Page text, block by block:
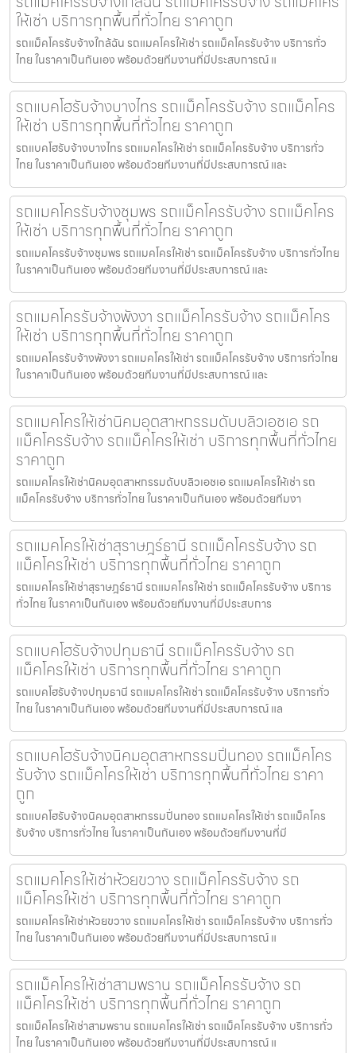
ให้เช่า บริการทุกพื้นที่ทั่วไทย ราคาถูก
รถแม็คโครรับจ้างใกล้ฉัน รถแมคโครให้เช่า รถแม็คโครรับจ้าง บริการทั่ว
ไทย ในราคาเป็นกันเอง พร้อมด้วยทีมงานที่มีประสบการณ์ แ
รถแบคโฮรับจ้างบางไทร รถแม็คโครรับจ้าง รถแม็คโคร
ให้เช่า บริการทุกพื้นที่ทั่วไทย ราคาถูก
รถแบคโฮรับจ้างบางไทร รถแมคโครให้เช่า รถแม็คโครรับจ้าง บริการทั่ว
ไทย ในราคาเป็นกันเอง พร้อมด้วยทีมงานที่มีประสบการณ์ และ
รถแมคโครรับจ้างชุมพร รถแม็คโครรับจ้าง รถแม็คโคร
ให้เช่า บริการทุกพื้นที่ทั่วไทย ราคาถูก
รถแมคโครรับจ้างชุมพร รถแมคโครให้เช่า รถแม็คโครรับจ้าง บริการทั่วไทย
ในราคาเป็นกันเอง พร้อมด้วยทีมงานที่มีประสบการณ์ และ
รถแมคโครรับจ้างพังงา รถแม็คโครรับจ้าง รถแม็คโคร
ให้เช่า บริการทุกพื้นที่ทั่วไทย ราคาถูก
รถแมคโครรับจ้างพังงา รถแมคโครให้เช่า รถแม็คโครรับจ้าง บริการทั่วไทย
ในราคาเป็นกันเอง พร้อมด้วยทีมงานที่มีประสบการณ์ และ
รถแมคโครให้เช่านิคมอุตสาหกรรมดับบลิวเอชเอ รถ
แม็คโครรับจ้าง รถแม็คโครให้เช่า บริการทุกพื้นที่ทั่วไทย
ราคาถูก
รถแมคโครให้เช่านิคมอุตสาหกรรมดับบลิวเอชเอ รถแมคโครให้เช่า รถ
แม็คโครรับจ้าง บริการทั่วไทย ในราคาเป็นกันเอง พร้อมด้วยทีมงา
รถแมคโครให้เช่าสุราษฎร์ธานี รถแม็คโครรับจ้าง รถ
แม็คโครให้เช่า บริการทุกพื้นที่ทั่วไทย ราคาถูก
รถแมคโครให้เช่าสุราษฎร์ธานี รถแมคโครให้เช่า รถแม็คโครรับจ้าง บริการ
ทั่วไทย ในราคาเป็นกันเอง พร้อมด้วยทีมงานที่มีประสบการ
รถแบคโฮรับจ้างปทุมธานี รถแม็คโครรับจ้าง รถ
แม็คโครให้เช่า บริการทุกพื้นที่ทั่วไทย ราคาถูก
รถแบคโฮรับจ้างปทุมธานี รถแมคโครให้เช่า รถแม็คโครรับจ้าง บริการทั่ว
ไทย ในราคาเป็นกันเอง พร้อมด้วยทีมงานที่มีประสบการณ์ แล
รถแบคโฮรับจ้างนิคมอุตสาหกรรมปิ่นทอง รถแม็คโคร
รับจ้าง รถแม็คโครให้เช่า บริการทุกพื้นที่ทั่วไทย ราคา
ถูก
รถแบคโฮรับจ้างนิคมอุตสาหกรรมปิ่นทอง รถแมคโครให้เช่า รถแม็คโคร
รับจ้าง บริการทั่วไทย ในราคาเป็นกันเอง พร้อมด้วยทีมงานที่มี
รถแมคโครให้เช่าห้วยขวาง รถแม็คโครรับจ้าง รถ
แม็คโครให้เช่า บริการทุกพื้นที่ทั่วไทย ราคาถูก
รถแมคโครให้เช่าห้วยขวาง รถแมคโครให้เช่า รถแม็คโครรับจ้าง บริการทั่ว
ไทย ในราคาเป็นกันเอง พร้อมด้วยทีมงานที่มีประสบการณ์ แ
รถแม็คโครให้เช่าสามพราน รถแม็คโครรับจ้าง รถ
แม็คโครให้เช่า บริการทุกพื้นที่ทั่วไทย ราคาถูก
รถแม็คโครให้เช่าสามพราน รถแมคโครให้เช่า รถแม็คโครรับจ้าง บริการทั่ว
ไทย ในราคาเป็นกันเอง พร้อมด้วยทีมงานที่มีประสบการณ์ แ